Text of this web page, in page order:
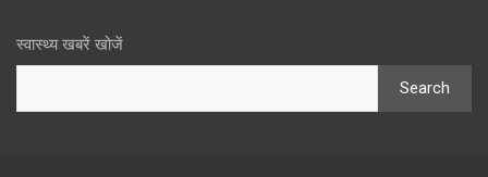
स्वास्थ्य खबरें खोजें
Search